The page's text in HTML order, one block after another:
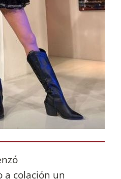
a colación un